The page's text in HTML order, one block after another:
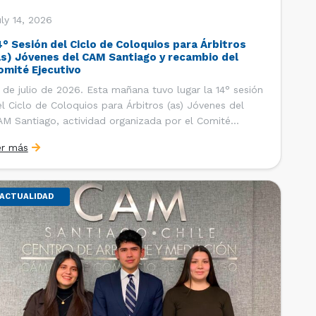
14, 2026
Sesión del Ciclo de Coloquios para Árbitros
Jóvenes del CAM Santiago y recambio del
Ejecutivo
de julio de 2026. Esta mañana tuvo lugar la 14° sesión
Ciclo de Coloquios para Árbitros (as) Jóvenes del
Santiago, actividad organizada por el Comité
y Relaciones Internacionales del Centro, con la
de que los integrantes […]
más
ACTUALIDAD